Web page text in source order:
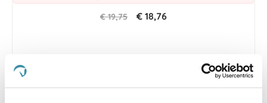
€ 19,75 € 18,76